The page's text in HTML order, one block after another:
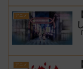
アニメ
アニメ